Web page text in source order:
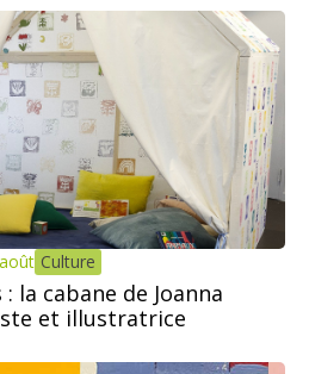
Culture
la cabane de Joanna
et illustratrice